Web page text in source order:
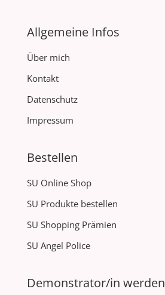
Allgemeine Infos
Über mich
Kontakt
Datenschutz
Impressum
Bestellen
SU Online Shop
SU Produkte bestellen
SU Shopping Prämien
SU Angel Police
Demonstrator/in werden